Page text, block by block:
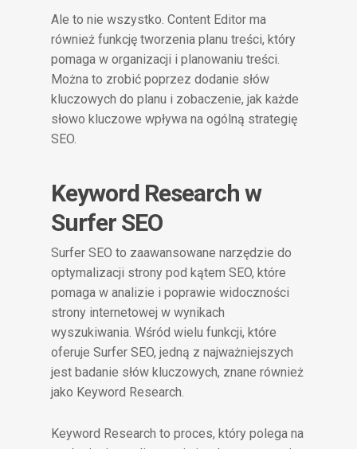
Ale to nie wszystko. Content Editor ma
również funkcję tworzenia planu treści, który
pomaga w organizacji i planowaniu treści.
Można to zrobić poprzez dodanie słów
kluczowych do planu i zobaczenie, jak każde
słowo kluczowe wpływa na ogólną strategię
SEO.
Keyword Research w
Surfer SEO
Surfer SEO to zaawansowane narzędzie do
optymalizacji strony pod kątem SEO, które
pomaga w analizie i poprawie widoczności
strony internetowej w wynikach
wyszukiwania. Wśród wielu funkcji, które
oferuje Surfer SEO, jedną z najważniejszych
jest badanie słów kluczowych, znane również
jako Keyword Research.
Keyword Research to proces, który polega na